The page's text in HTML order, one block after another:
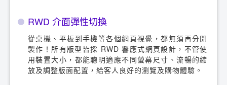
RWD 介面彈性切換
從桌機、平板到手機等各個網頁視覺，都無須再分開
製作！所有版型皆採 RWD 響應式網頁設計，不管使
用裝置大小，都能聰明適應不同螢幕尺寸、流暢的縮
放及調整版面配置，給客人良好的瀏覽及購物體驗。